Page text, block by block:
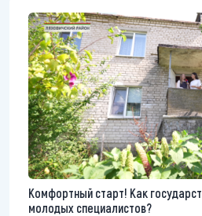
Комфортный старт! Как
молодых специалистов?